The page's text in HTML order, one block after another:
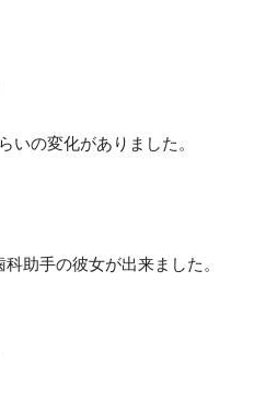
いの変化がありました。
助手の彼女が出来ました。